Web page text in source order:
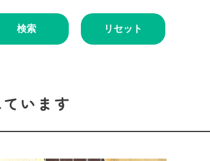
検索 リセット
います